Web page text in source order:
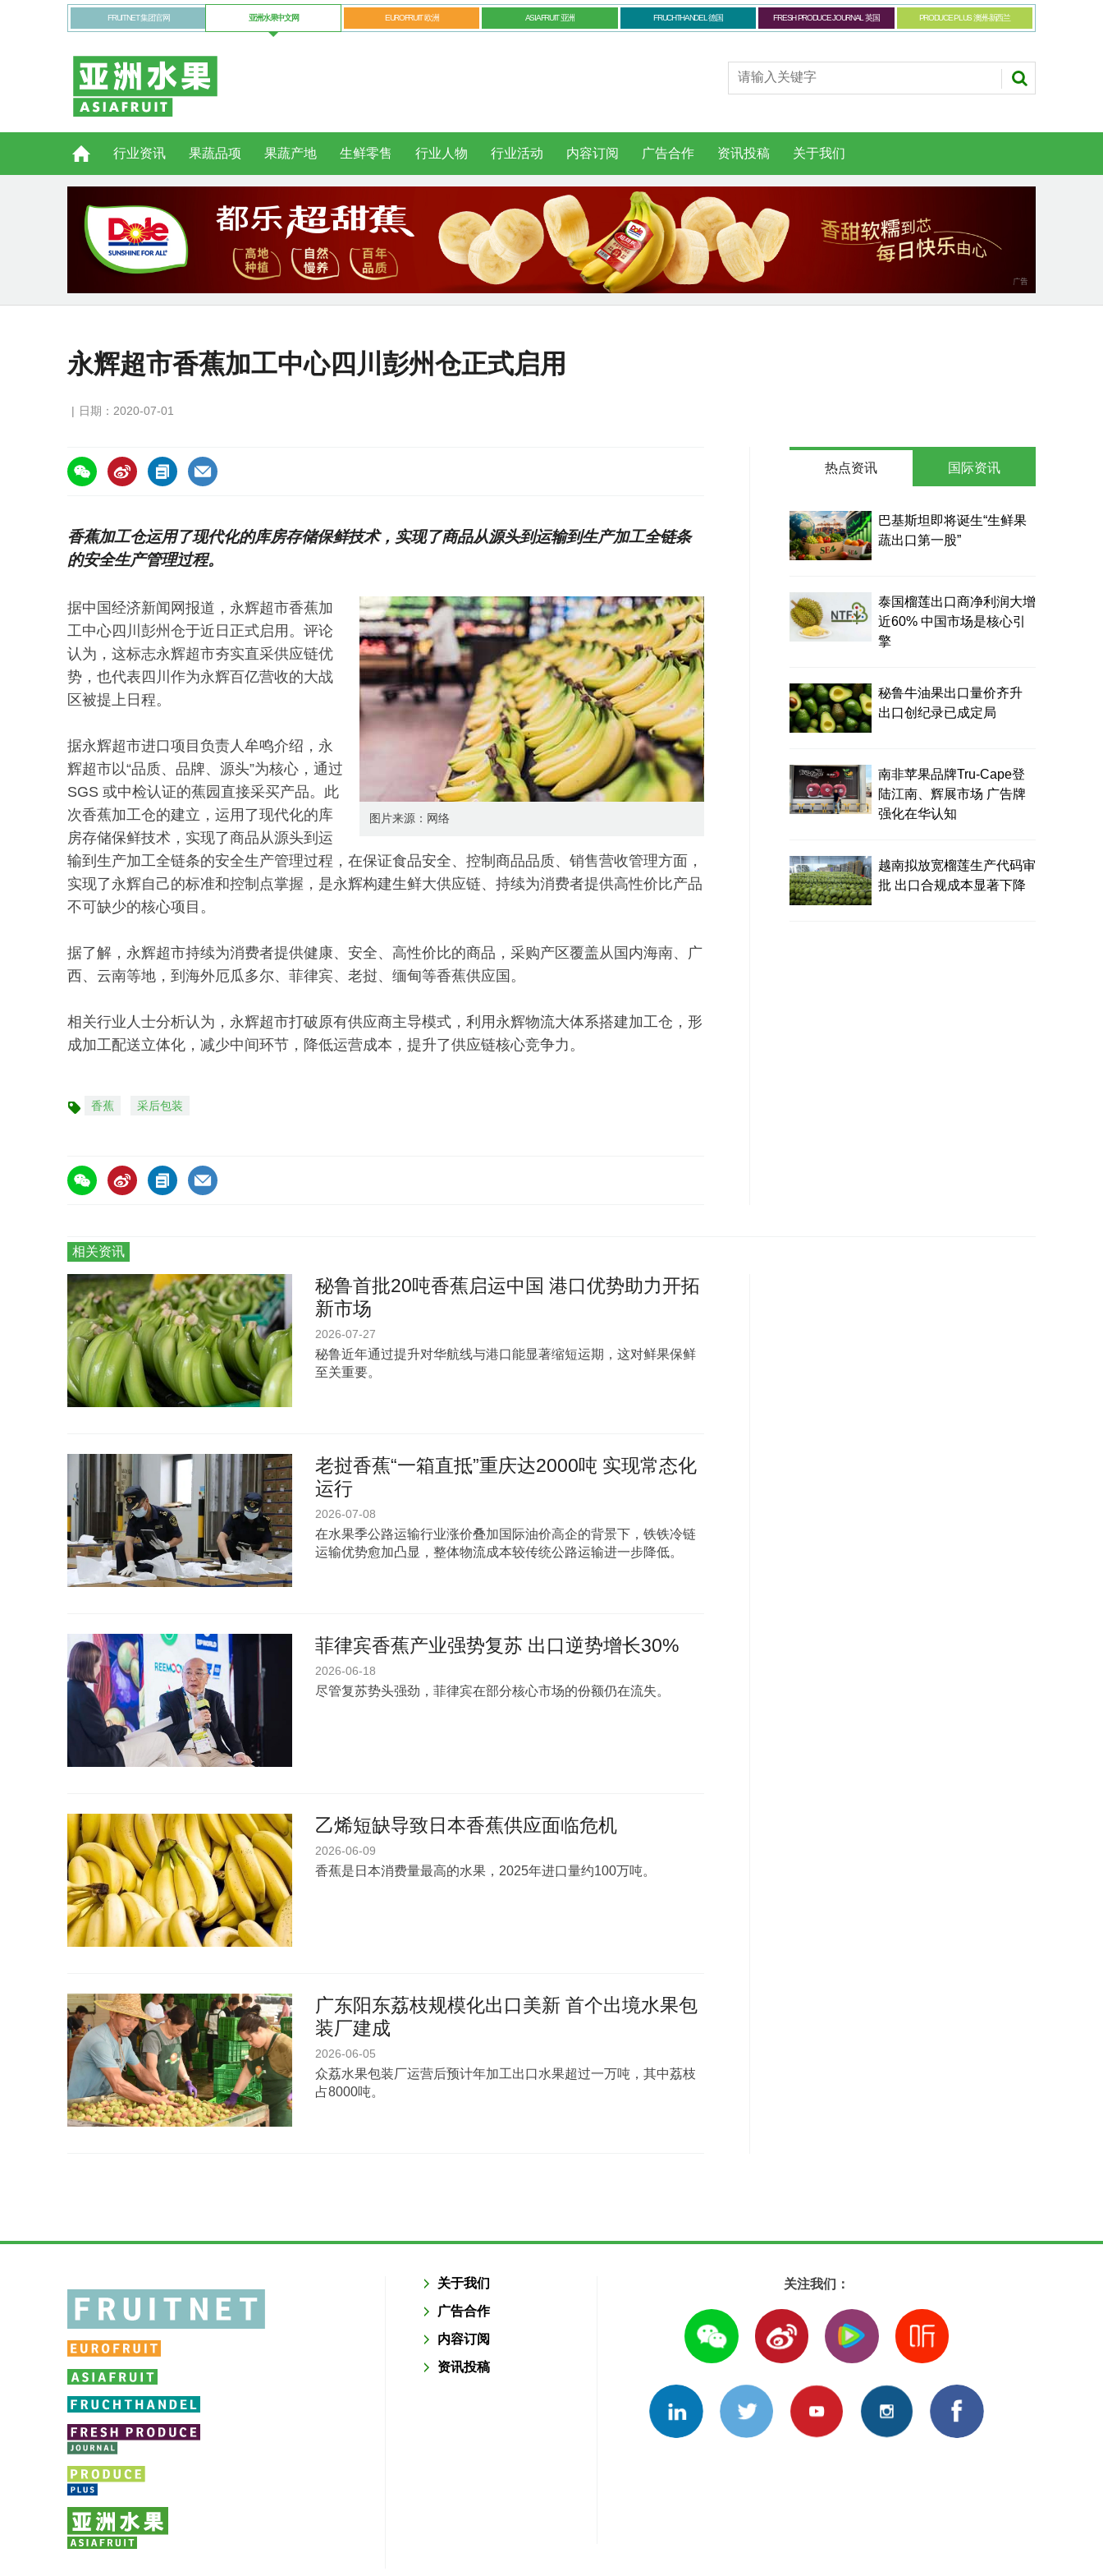
FRUITNET 集团官网 亚洲水果中文网 EUROFRUIT 欧洲 ASIAFRUIT 亚洲 FRUCHTHANDEL 德国 FRESH PRODUCE JOURNAL 英国 PRODUCE PLUS 澳洲-新西兰
行业资讯 果蔬品项 果蔬产地 生鲜零售 行业人物 行业活动 内容订阅 广告合作 资讯投稿 关于我们
永辉超市香蕉加工中心四川彭州仓正式启用
日期：2020-07-01
https://asiafruitchina.net/19739.html
香蕉加工仓运用了现代化的库房存储保鲜技术，实现了商品从源头到运输到生产加工全链条
的安全生产管理过程。
图片来源：网络
据中国经济新闻网报道，永辉超市香蕉加
工中心四川彭州仓于近日正式启用。评论
认为，这标志永辉超市夯实直采供应链优
势，也代表四川作为永辉百亿营收的大战
区被提上日程。
据永辉超市进口项目负责人牟鸣介绍，永
辉超市以“品质、品牌、源头”为核心，通过
SGS 或中检认证的蕉园直接采买产品。此
次香蕉加工仓的建立，运用了现代化的库
房存储保鲜技术，实现了商品从源头到运
输到生产加工全链条的安全生产管理过程，在保证食品安全、控制商品品质、销售营收管理方面，
实现了永辉自己的标准和控制点掌握，是永辉构建生鲜大供应链、持续为消费者提供高性价比产品
不可缺少的核心项目。
据了解，永辉超市持续为消费者提供健康、安全、高性价比的商品，采购产区覆盖从国内海南、广
西、云南等地，到海外厄瓜多尔、菲律宾、老挝、缅甸等香蕉供应国。
相关行业人士分析认为，永辉超市打破原有供应商主导模式，利用永辉物流大体系搭建加工仓，形
成加工配送立体化，减少中间环节，降低运营成本，提升了供应链核心竞争力。
标 香蕉 采后包装
热点资讯
巴基斯坦即将诞生“生鲜果
蔬出口第一股”
泰国榴莲出口商净利润大增
近60% 中国市场是核心引
擎
秘鲁牛油果出口量价齐升
出口创纪录已成定局
南非苹果品牌Tru-Cape登
陆江南、辉展市场 广告牌
强化在华认知
越南拟放宽榴莲生产代码审
批 出口合规成本显著下降
国际资讯
相关资讯
秘鲁首批20吨香蕉启运中国 港口优势助力开拓
新市场
2026-07-27
秘鲁近年通过提升对华航线与港口能显著缩短运期，这对鲜果保鲜
至关重要。
老挝香蕉“一箱直抵”重庆达2000吨 实现常态化
运行
2026-07-08
在水果季公路运输行业涨价叠加国际油价高企的背景下，铁铁冷链
运输优势愈加凸显，整体物流成本较传统公路运输进一步降低。
菲律宾香蕉产业强势复苏 出口逆势增长30%
2026-06-18
尽管复苏势头强劲，菲律宾在部分核心市场的份额仍在流失。
乙烯短缺导致日本香蕉供应面临危机
2026-06-09
香蕉是日本消费量最高的水果，2025年进口量约100万吨。
广东阳东荔枝规模化出口美新 首个出境水果包
装厂建成
2026-06-05
众荔水果包装厂运营后预计年加工出口水果超过一万吨，其中荔枝
占8000吨。
关于我们
广告合作
内容订阅
资讯投稿
关注我们：